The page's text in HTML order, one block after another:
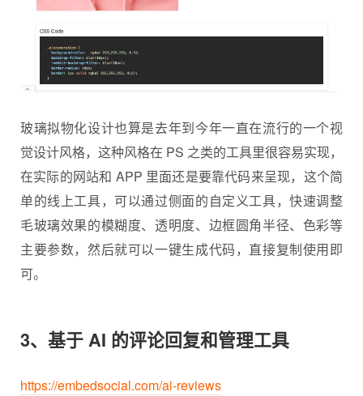
玻璃拟物化设计也算是去年到今年一直在流行的一个视
觉设计风格，这种风格在 PS 之类的工具里很容易实现，
在实际的网站和 APP 里面还是要靠代码来呈现，这个简
单的线上工具，可以通过侧面的自定义工具，快速调整
毛玻璃效果的模糊度、透明度、边框圆角半径、色彩等
主要参数，然后就可以一键生成代码，直接复制使用即
可。
3、基于 AI 的评论回复和管理工具
https://embedsocial.com/ai-reviews